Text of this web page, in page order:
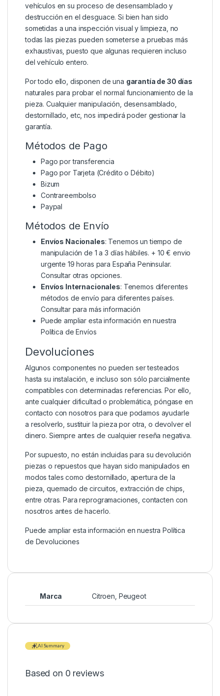
vehículos en su proceso de desensamblado y
destrucción en el desguace. Si bien han sido
sometidas a una inspección visual y limpieza, no
todas las piezas pueden someterse a pruebas más
exhaustivas, puesto que algunas requieren incluso
del vehículo entero.
Por todo ello, disponen de una garantía de 30 días
naturales para probar el normal funcionamiento de la
pieza. Cualquier manipulación, desensamblado,
destornillado, etc, nos impedirá poder gestionar la
garantía.
Métodos de Pago
Pago por transferencia
Pago por Tarjeta (Crédito o Débito)
Bizum
Contrareembolso
Paypal
Métodos de Envío
Envíos Nacionales: Tenemos un tiempo de
manipulación de 1 a 3 días hábiles. + 10 € envio
urgente 19 horas para España Peninsular.
Consultar otras opciones.
Envíos Internacionales: Tenemos diferentes
métodos de envío para diferentes países.
Consultar para más información
Puede ampliar esta información en nuestra
Política de Envíos
Devoluciones
Algunos componentes no pueden ser testeados
hasta su instalación, e incluso son sólo parcialmente
compatibles con determinadas referencias. Por ello,
ante cualquier dificultad o problemática, póngase en
contacto con nosotros para que podamos ayudarle
a resolverlo, sustituir la pieza por otra, o devolver el
dinero. Siempre antes de cualquier reseña negativa.
Por supuesto, no están incluidas para su devolución
piezas o repuestos que hayan sido manipulados en
modos tales como destornillado, apertura de la
pieza, quemado de circuitos, extracción de chips,
entre otras. Para reprogramaciones, contacten con
nosotros antes de hacerlo.
Puede ampliar esta información en nuestraPolítica
de Devoluciones
Marca Citroen Peugeot
AI Summary
Based on 0 reviews